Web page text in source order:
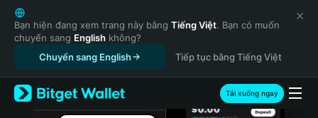
English
日本語
Tiếng Việt
Русский
Español (Latinoamérica)
Türkçe
Italiano
Bạn hiện đang xem trang này bằng Tiếng Việt. Bạn có muốn
chuyển sang English không?
Chuyển sang English
Tiếp tục bằng Tiếng Việt
Tải xuống ngay